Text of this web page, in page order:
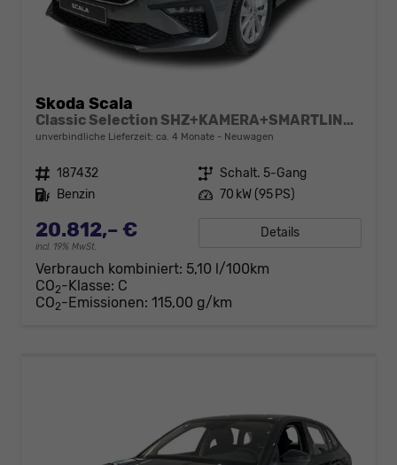
Skoda Scala
Classic Selection SHZ+KAMERA+SMARTLINK+LED+16" ALU
unverbindliche Lieferzeit: ca. 4 Monate Neuwagen
Fahrzeugnr. 187432 Getriebe Schalt. 5-Gang
Kraftstoff Benzin Leistung 70 kW (95 PS)
20.812,– €
incl. 19% MwSt.
Details
Verbrauch kombiniert: 5,10 l/100km
CO2-Klasse: C
CO2-Emissionen: 115,00 g/km